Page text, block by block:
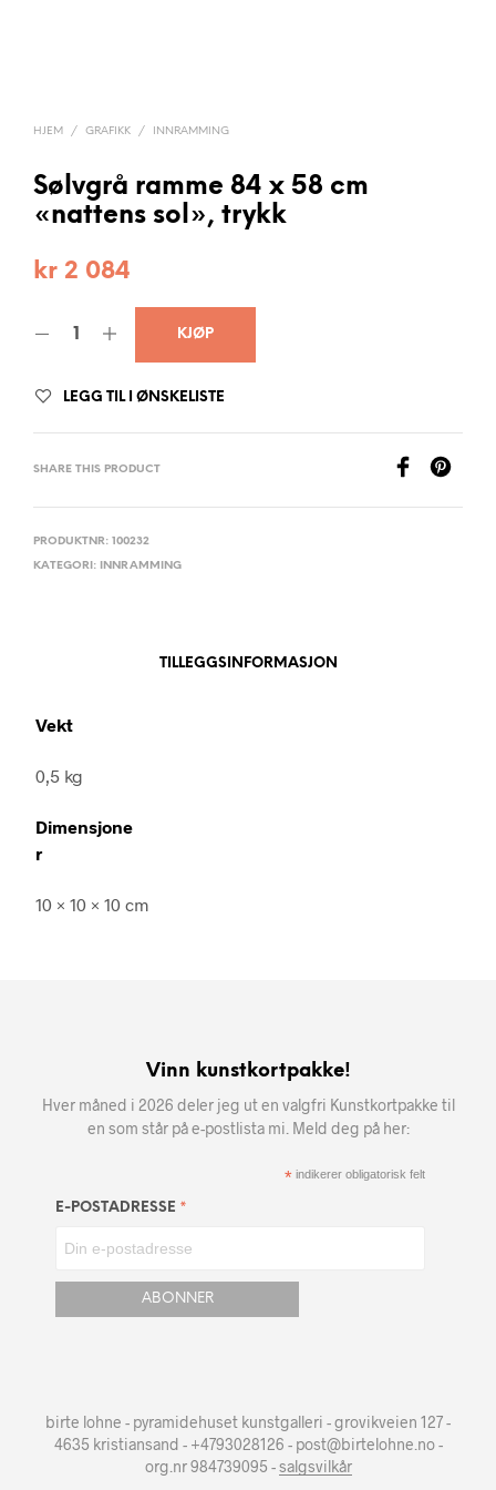
HJEM / GRAFIKK / INNRAMMING
Sølvgrå ramme 84 x 58 cm
«nattens sol», trykk
kr 2 084
KJØP
LEGG TIL I ØNSKELISTE
SHARE THIS PRODUCT
PRODUKTNR: 100232
KATEGORI:
INNRAMMING
TILLEGGSINFORMASJON
Vekt
0,5 kg
Dimensjone
r
10 × 10 × 10 cm
Vinn kunstkortpakke!
Hver måned i 2026 deler jeg ut en valgfri Kunstkortpakke til
en som står på e-postlista mi. Meld deg på her:
* indikerer obligatorisk felt
E-POSTADRESSE *
birte lohne - pyramidehuset kunstgalleri - grovikveien 127 -
4635 kristiansand - +4793028126 - post@birtelohne.no -
org.nr 984739095 -salgsvilkår